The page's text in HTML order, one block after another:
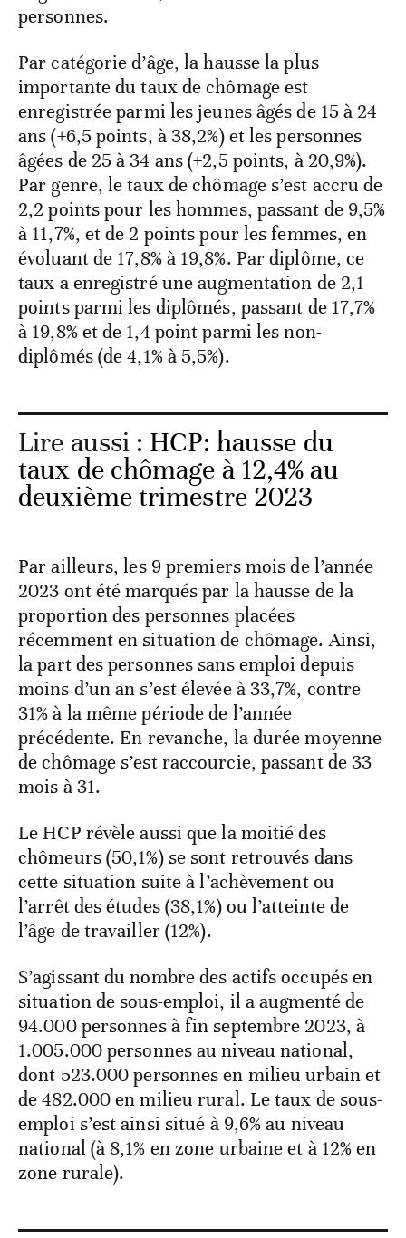
personnes.
Par catégorie d’âge, la hausse la plus
importante du taux de chômage est
enregistrée parmi les jeunes âgés de 15 à 24
ans (+6,5 points, à 38,2%) et les personnes
âgées de 25 à 34 ans (+2,5 points, à 20,9%).
Par genre, le taux de chômage s’est accru de
2,2 points pour les hommes, passant de 9,5%
à 11,7%, et de 2 points pour les femmes, en
évoluant de 17,8% à 19,8%. Par diplôme, ce
taux a enregistré une augmentation de 2,1
points parmi les diplômés, passant de 17,7%
à 19,8% et de 1,4 point parmi les non-
diplômés (de 4,1% à 5,5%).
Lire aussi : HCP: hausse du
taux de chômage à 12,4% au
deuxième trimestre 2023
Par ailleurs, les 9 premiers mois de l’année
2023 ont été marqués par la hausse de la
proportion des personnes placées
récemment en situation de chômage. Ainsi,
la part des personnes sans emploi depuis
moins d’un an s’est élevée à 33,7%, contre
31% à la même période de l’année
précédente. En revanche, la durée moyenne
de chômage s’est raccourcie, passant de 33
mois à 31.
Le HCP révèle aussi que la moitié des
chômeurs (50,1%) se sont retrouvés dans
cette situation suite à l’achèvement ou
l’arrêt des études (38,1%) ou l’atteinte de
l’âge de travailler (12%).
S’agissant du nombre des actifs occupés en
situation de sous-emploi, il a augmenté de
94.000 personnes à fin septembre 2023, à
1.005.000 personnes au niveau national,
dont 523.000 personnes en milieu urbain et
de 482.000 en milieu rural. Le taux de sous-
emploi s’est ainsi situé à 9,6% au niveau
national (à 8,1% en zone urbaine et à 12% en
zone rurale).